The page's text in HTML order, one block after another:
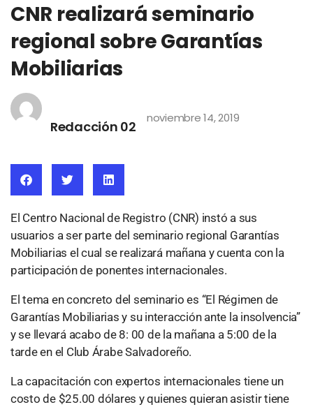
CNR realizará seminario
regional sobre Garantías
Mobiliarias
Redacción 02
noviembre 14, 2019
El Centro Nacional de Registro (CNR) instó a sus
usuarios a ser parte del seminario regional Garantías
Mobiliarias el cual se realizará mañana y cuenta con la
participación de ponentes internacionales.
El tema en concreto del seminario es “El Régimen de
Garantías Mobiliarias y su interacción ante la insolvencia”
y se llevará acabo de 8: 00 de la mañana a 5:00 de la
tarde en el Club Árabe Salvadoreño.
La capacitación con expertos internacionales tiene un
costo de $25.00 dólares y quienes quieran asistir tiene